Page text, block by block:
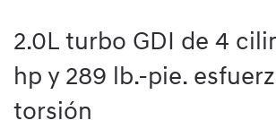
2.0L turbo GDI de 4
hp y 289 lb.-pie.
torsión